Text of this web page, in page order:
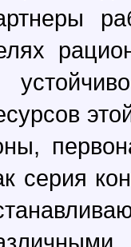
серия